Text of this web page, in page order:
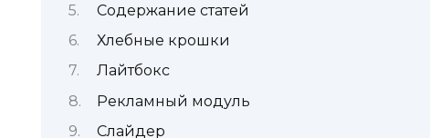
Содержание статей
Хлебные крошки
Лайтбокс
Рекламный модуль
Слайдер